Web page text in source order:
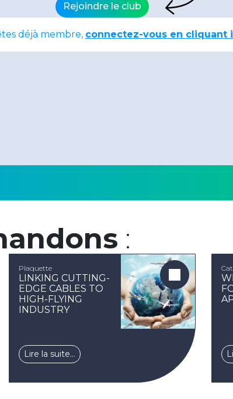
Rejoindre le club
déjà membre, connectez-vous en cliquant
:
Plaquette
LINKING CUTTING-
EDGE CABLES TO
HIGH-FLYING
INDUSTRY
Lire la suite…